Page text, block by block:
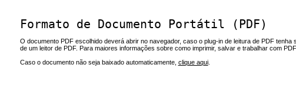
Formato de Documento Portátil (PDF)
O documento PDF escolhido deverá abrir no navegador, caso o plug-in de leitura de PDF
de um leitor de PDF. Para maiores informações sobre como imprimir, salvar e trabalhar com
Caso o documento não seja baixado automaticamente, clique aqui.